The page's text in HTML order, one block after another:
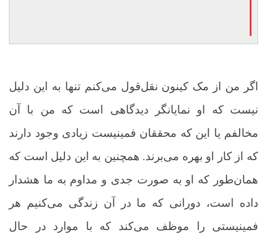
اگر من از مک کینون نقل‌قول می‌کنم تنها به این دلیل
نیست که او نمایانگر دیدگاهی است که من با آن
مخالفم یا این که محققان فمینیست زیادی وجود دارند
که از کار او بهره می‌برند. همچنین به این دلیل است که
همان‌طور که او به صورت جدی و مداوم به ما هشدار
داده است، دورانی که ما در آن زندگی می‌کنیم هر
فمینیستی را موظف می‌کند که با موارد در حال